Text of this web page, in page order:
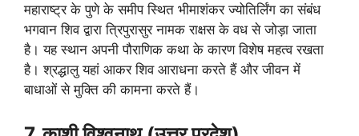
महाराष्ट्र के पुणे के समीप स्थित भीमाशंकर ज्योतिर्लिंग का संबंध
भगवान शिव द्वारा त्रिपुरासुर नामक राक्षस के वध से जोड़ा जाता
है। यह स्थान अपनी पौराणिक कथा के कारण विशेष महत्व रखता
है। श्रद्धालु यहां आकर शिव आराधना करते हैं और जीवन में
बाधाओं से मुक्ति की कामना करते हैं।